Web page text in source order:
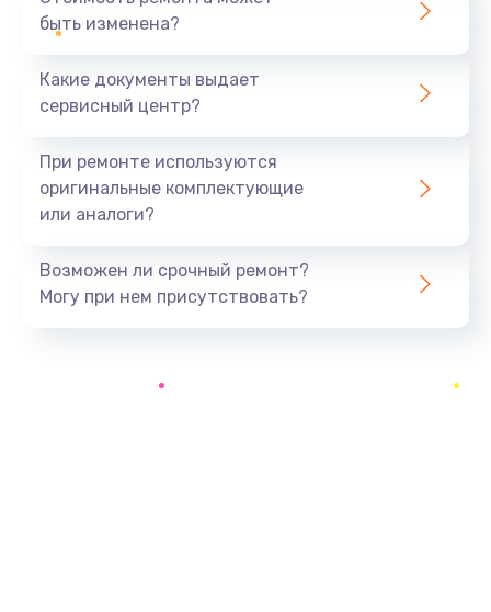
Ремонт южного моста
Замена батарейки BIOS
Заказать
быть изменена?
Какие документы выдает
сервисный центр?
При ремонте используются
оригинальные комплектующие
или аналоги?
Возможен ли срочный ремонт?
Могу при нем присутствовать?